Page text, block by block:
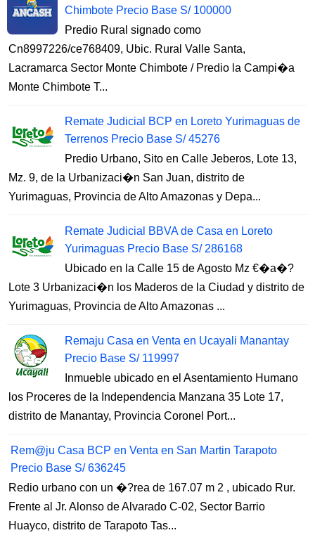
Chimbote Precio Base S/ 100000
Predio Rural signado como
Cn8997226/ce768409, Ubic. Rural Valle Santa,
Lacramarca Sector Monte Chimbote / Predio la Campi�a
Monte Chimbote T...
Remate Judicial BCP en Loreto Yurimaguas de
Terrenos Precio Base S/ 45276
Predio Urbano, Sito en Calle Jeberos, Lote 13,
Mz. 9, de la Urbanizaci�n San Juan, distrito de
Yurimaguas, Provincia de Alto Amazonas y Depa...
Remate Judicial BBVA de Casa en Loreto
Yurimaguas Precio Base S/ 286168
Ubicado en la Calle 15 de Agosto Mz €�a�?
Lote 3 Urbanizaci�n los Maderos de la Ciudad y distrito de
Yurimaguas, Provincia de Alto Amazonas ...
Remaju Casa en Venta en Ucayali Manantay
Precio Base S/ 119997
Inmueble ubicado en el Asentamiento Humano
los Proceres de la Independencia Manzana 35 Lote 17,
distrito de Manantay, Provincia Coronel Port...
Rem@ju Casa BCP en Venta en San Martin Tarapoto
Precio Base S/ 636245
Redio urbano con un �?rea de 167.07 m 2 , ubicado Rur.
Frente al Jr. Alonso de Alvarado C-02, Sector Barrio
Huayco, distrito de Tarapoto Tas...